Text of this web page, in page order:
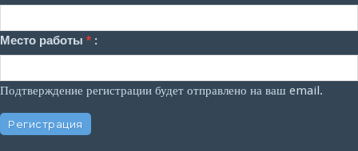
Место работы * :
Подтверждение регистрации будет отправлено на ваш email.